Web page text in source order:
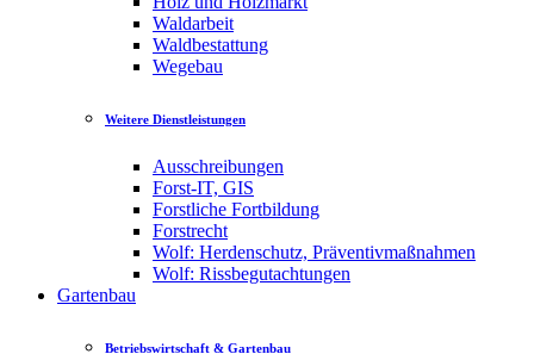
Waldarbeit
Waldbestattung
Wegebau
Weitere Dienstleistungen
Ausschreibungen
Forst-IT, GIS
Forstliche Fortbildung
Forstrecht
Wolf: Herdenschutz, Präventivmaßnahmen
Wolf: Rissbegutachtungen
Gartenbau
Betriebswirtschaft & Gartenbau